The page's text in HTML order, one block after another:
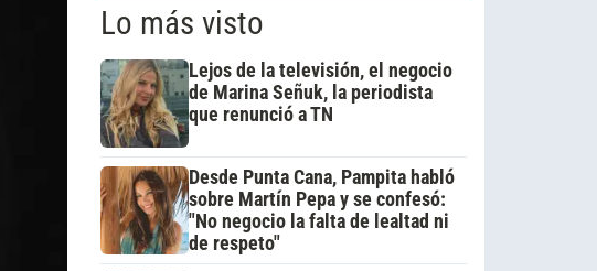
Lo más visto
Lejos de la televisión, el negocio
de Marina Señuk, la periodista
que renunció a TN
Desde Punta Cana, Pampita habló
sobre Martín Pepa y se confesó:
"No negocio la falta de lealtad ni
de respeto"